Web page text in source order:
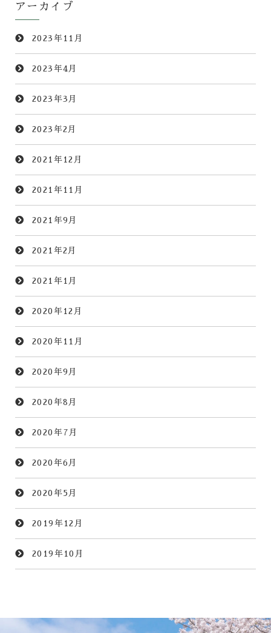
アーカイブ
2023年11月
2023年4月
2023年3月
2023年2月
2021年12月
2021年11月
2021年9月
2021年2月
2021年1月
2020年12月
2020年11月
2020年9月
2020年8月
2020年7月
2020年6月
2020年5月
2019年12月
2019年10月